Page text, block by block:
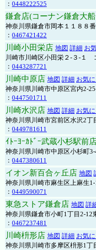
： 0448222525
鎌倉店(コーナン鎌倉大
神奈川県鎌倉市岡本１１８８
： 0467421422
川崎小田栄店 地図 詳細 お
川崎市川崎区小田栄２‐３‐１
： 0443287721
川崎中原店 地図 詳細 お気
神奈川県川崎市中原区宮内2-
： 0447501711
川崎水沢店 地図 詳細 お気
神奈川県川崎市宮前区水沢2丁
： 0449781611
ｲﾄｰﾖｰｶﾄﾞｰ武蔵小杉駅前
神奈川県川崎市中原区小杉町
： 0447380611
イオン新百合ヶ丘店 地図
神奈川県川崎市麻生区上麻生
： 0449590071
東急ストア鎌倉店 地図 詳
神奈川県鎌倉市小町1丁目2-12
： 0467237481
川崎枡形店 地図 詳細 お気
神奈川県川崎市多摩区枡形1丁